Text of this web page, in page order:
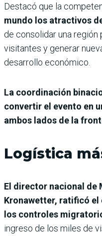
Destacó que la
mundo los atractivos
de consolidar una
visitantes y generar
desarrollo económico.
La coordinación
convertir el evento en
ambos lados de la
Logística
El director nacional de
Kronawetter, ratificó
los controles
ingreso de los miles de